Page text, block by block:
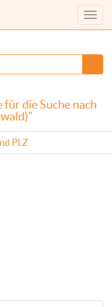
Menü
die Suche nach
PLZ